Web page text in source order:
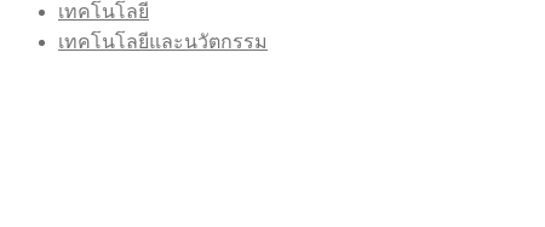
เทคโนโลยี
เทคโนโลยีและนวัตกรรม